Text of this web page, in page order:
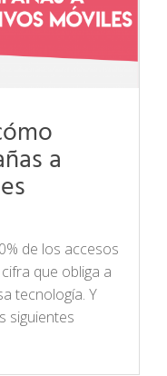
a
de los accesos
que obliga a
tecnología. Y
siguientes